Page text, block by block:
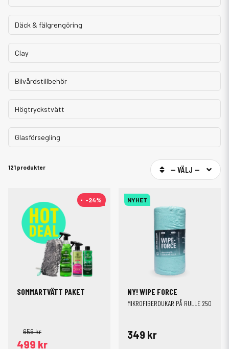
Däck & fälgrengöring
Clay
Bilvårdstillbehör
Högtryckstvätt
Glasförsegling
121 produkter -- VÄLJ --
SOMMARTVÄTT PAKET
-24%
656 kr
499 kr
-24%
NY! WIPE FORCE
MIKROFIBERDUKAR PÅ RULLE 250GSM
349 kr
NYHET